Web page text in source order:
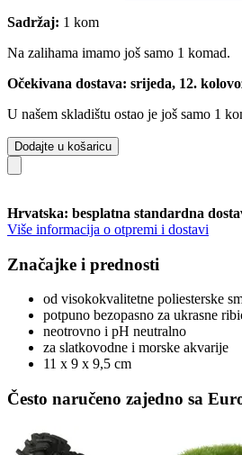
Sadržaj: 1 kom
Na zalihama imamo još samo 1 komad.
Očekivana dostava: srijeda, 12.
U našem skladištu ostao je još samo 1
Dodajte u košaricu
Hrvatska: besplatna standardna
Više informacija o otpremi i dostavi
Značajke i prednosti
od visokokvalitetne poliesterske
potpuno bezopasno za ukrasne
neotrovno i pH neutralno
za slatkovodne i morske akvarije
11 x 9 x 9,5 cm
Često naručeno zajedno sa